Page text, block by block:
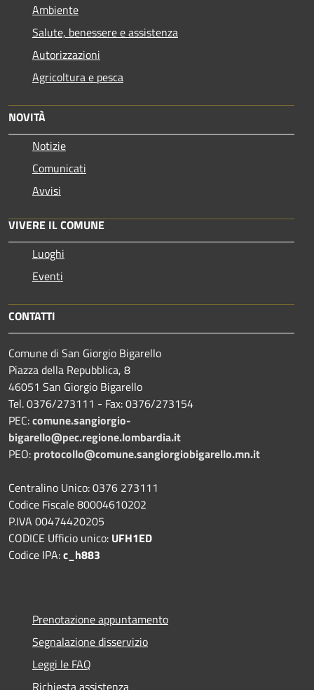
Ambiente
Salute, benessere e assistenza
Autorizzazioni
Agricoltura e pesca
NOVITÀ
Notizie
Comunicati
Avvisi
VIVERE IL COMUNE
Luoghi
Eventi
CONTATTI
Comune di San Giorgio Bigarello
Piazza della Repubblica, 8
46051 San Giorgio Bigarello
Tel. 0376/273111 - Fax: 0376/273154
PEC:comune.sangiorgio-
bigarello@pec.regione.lombardia.it
PEO: protocollo@comune.sangiorgiobigarello.mn.it
Centralino Unico: 0376 273111
Codice Fiscale 80004610202
P.IVA 00474420205
CODICE Ufficio unico: UFH1ED
Codice IPA:c_h883
Prenotazione appuntamento
Segnalazione disservizio
Leggi le FAQ
Richiesta assistenza